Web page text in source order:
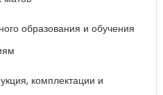
образования и обучения
комплектации и